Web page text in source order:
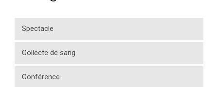
Spectacle
Collecte de sang
Conférence